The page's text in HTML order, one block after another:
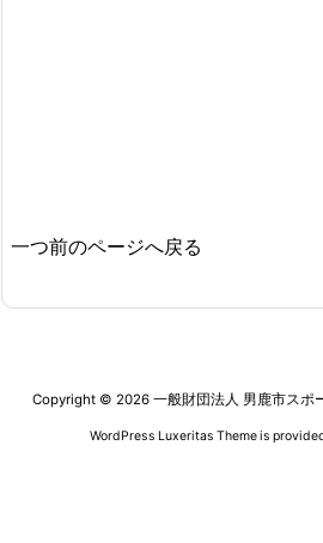
一つ前のページへ戻る
Copyright © 2026 一般財団法人 男鹿市スポ
WordPress Luxeritas Theme is